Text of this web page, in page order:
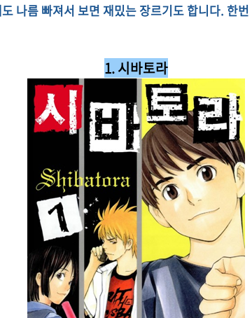
나름 빠져서 보면 재밌는 장르기도 합니다. 한번
1. 시바토라